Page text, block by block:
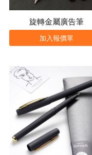
旋轉金屬廣告筆
加入報價單